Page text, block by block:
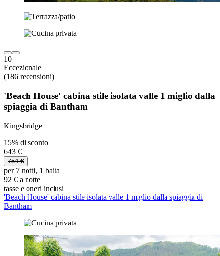
10
Eccezionale
(186 recensioni)
'Beach House' cabina stile isolata valle 1 miglio dalla
spiaggia di Bantham
Kingsbridge
15% di sconto
643 €
754 €
per 7 notti, 1 baita
92 € a notte
tasse e oneri inclusi
'Beach House' cabina stile isolata valle 1 miglio dalla spiaggia di
Bantham